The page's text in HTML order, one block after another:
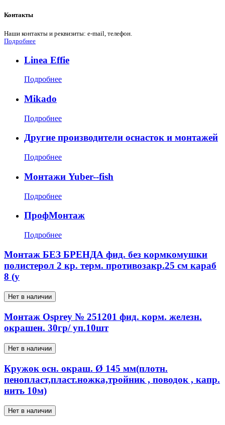
Контакты
Наши контакты и реквизиты: e-mail, телефон.
Подробнее
Linea Effie
Подробнее
Mikado
Подробнее
Другие производители оснасток и монтажей
Подробнее
Монтажи Yuber--fish
Подробнее
ПрофМонтаж
Подробнее
Монтаж БЕЗ БРЕНДА фид. без кормкомушки
полистерол 2 кр. терм. противозакр.25 см караб
8 (у
Нет в наличии
Монтаж Osprey № 251201 фид. корм. железн.
окрашен. 30гр/ уп.10шт
Нет в наличии
Кружок осн. окраш. Ø 145 мм(плотн.
пенопласт,пласт.ножка,тройник , поводок , капр.
нить 10м)
Нет в наличии